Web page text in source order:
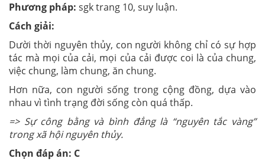
Phương pháp: sgk trang 10, suy luận.
Cách giải:
Dười thời nguyên thủy, con người không chỉ có sự hợp
tác mà mọi của cải, mọi của cải được coi là của chung,
việc chung, làm chung, ăn chung.
Hơn nữa, con người sống trong cộng đồng, dựa vào
nhau vì tình trạng đời sống còn quá thấp.
=> Sự công bằng và bình đẳng là “nguyên tắc vàng”
trong xã hội nguyên thủy.
Chọn đáp án: C